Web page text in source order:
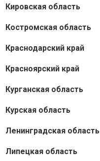
Кировская область
Костромская область
Краснодарский край
Красноярский край
Курганская область
Курская область
Ленинградская область
Липецкая область